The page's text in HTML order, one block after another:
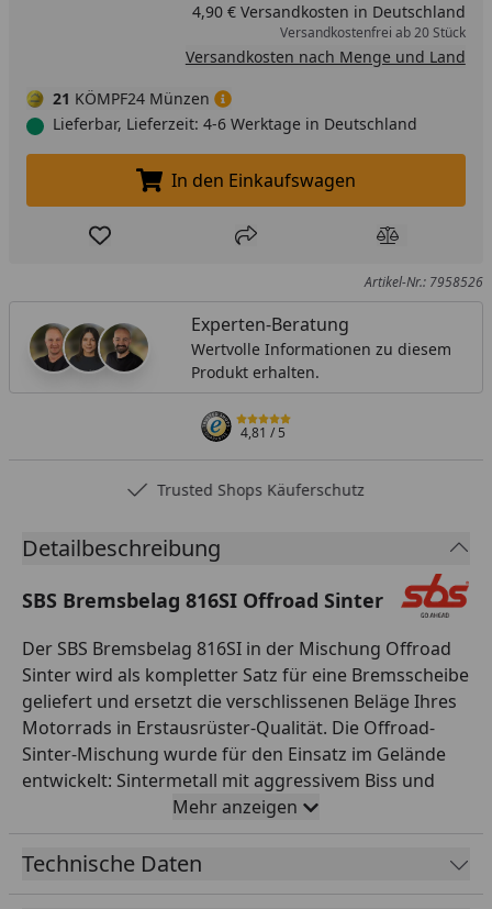
4,90 € Versandkosten in Deutschland
Versandkostenfrei ab 20 Stück
Versandkosten nach Menge und Land
21 KÖMPF24 Münzen
Lieferbar, Lieferzeit: 4-6 Werktage in Deutschland
In den Einkaufswagen legen
In den Einkaufswagen
Produkt zur Wunschliste hinzufügen
Teilen Produkt
Artikel-Nr.: 7958526
Experten-Beratung
Wertvolle Informationen zu diesem
Produkt erhalten.
4,81/ 5
Trusted Shops Käuferschutz
Detailbeschreibung
SBS Bremsbelag 816SI Offroad Sinter
Der SBS Bremsbelag 816SI in der Mischung Offroad
Sinter wird als kompletter Satz für eine Bremsscheibe
geliefert und ersetzt die verschlissenen Beläge Ihres
Motorrads in Erstausrüster-Qualität. Die Offroad-
Sinter-Mischung wurde für den Einsatz im Gelände
entwickelt: Sintermetall mit aggressivem Biss und
konstanter Leistung, unempfindlich gegen Schlamm,
Sand und Wasser. Die Beläge reinigen sich selbst und
liefern auch unter härtesten Bedingungen
Mehr anzeigen
Technische Daten